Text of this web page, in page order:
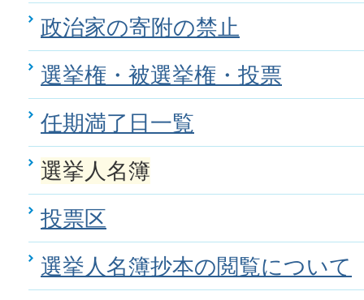
政治家の寄附の禁止
選挙権・被選挙権・投票
任期満了日一覧
選挙人名簿
投票区
選挙人名簿抄本の閲覧について